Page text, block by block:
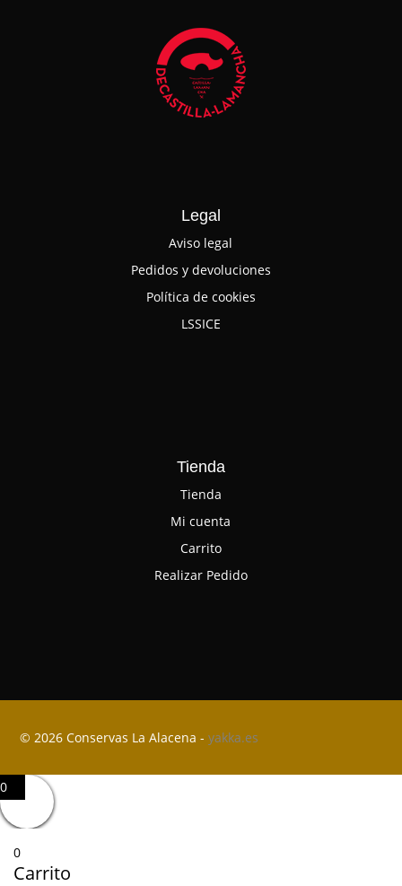
Legal
Aviso legal
Pedidos y devoluciones
Política de cookies
LSSICE
Tienda
Tienda
Mi cuenta
Carrito
Realizar Pedido
© 2026 Conservas La Alacena -yakka.es
0
0
Carrito